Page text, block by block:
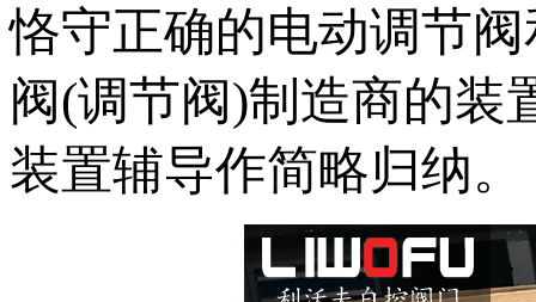
恪守正确的电动调节
阀(调节阀)制造商的装
装置辅导作简略归